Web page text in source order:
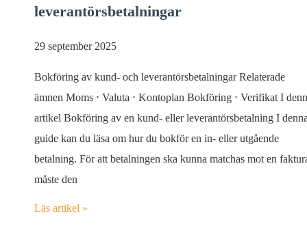
leverantörsbetalningar
29 september 2025
Bokföring av kund- och leverantörsbetalningar Relaterade
ämnen Moms ⋅ Valuta ⋅ Kontoplan Bokföring ⋅ Verifikat I
artikel Bokföring av en kund- eller leverantörsbetalning I
guide kan du läsa om hur du bokför en in- eller utgående
betalning. För att betalningen ska kunna matchas mot en
måste den
Läs artikel »